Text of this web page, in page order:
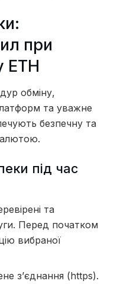
при
ETH
обміну,
та уважне
безпечну та
під час
та
Перед початком
вибраної
з’єднання (https).